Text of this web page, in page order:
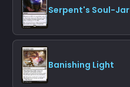
Serpent's Soul-Jar
Banishing Light